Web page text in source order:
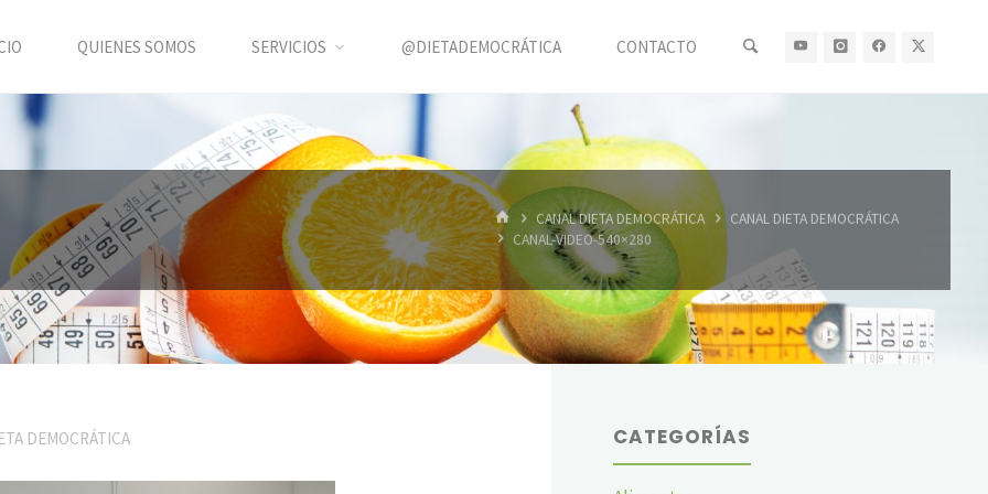
QUIENES SOMOS SERVICIOS @DIETADEMOCRÁTICA CONTACTO
INICIOCANAL DIETA DEMOCRÁTICA
CANAL DIETA DEMOCRÁTICA
CANAL-VIDEO-540×280
DEMOCRÁTICA CATEGORÍAS